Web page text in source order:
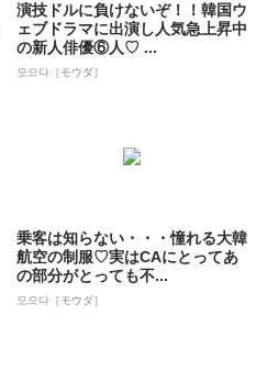
演技ドルに負けないぞ！！韓国ウ
ェブドラマに出演し人気急上昇中
の新人俳優⑥人♡ ...
모으다［モウダ］
乗客は知らない・・・憧れる大韓
航空の制服♡実はCAにとってあ
の部分がとっても不...
모으다［モウダ］